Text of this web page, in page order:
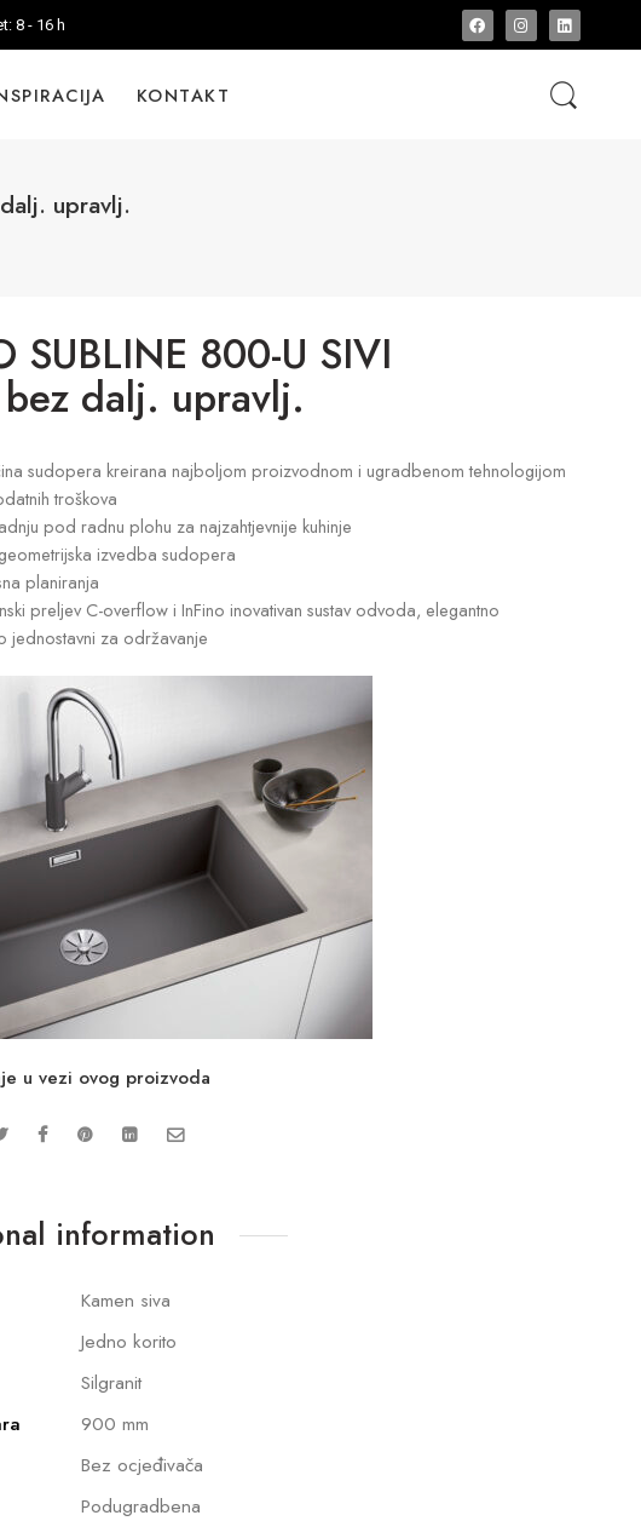
8 - 16 h
KONTAKT
upravlj.
SUBLINE 800-U SIVI
dalj. upravlj.
sudopera kreirana najboljom proizvodnom i ugradbenom tehnologijom
troškova
pod radnu plohu za najzahtjevnije kuhinje
izvedba sudopera
planiranja
preljev C-overflow i InFino inovativan sustav odvoda, elegantno
jednostavni za održavanje
u vezi ovog proizvoda
information
Kamen siva
Jedno korito
Silgranit
900 mm
Bez ocjeđivača
Podugradbena